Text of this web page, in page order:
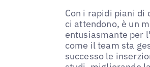
Con i rapidi piani di
ci attendono, è un
entusiasmante per
come il team sta
successo le